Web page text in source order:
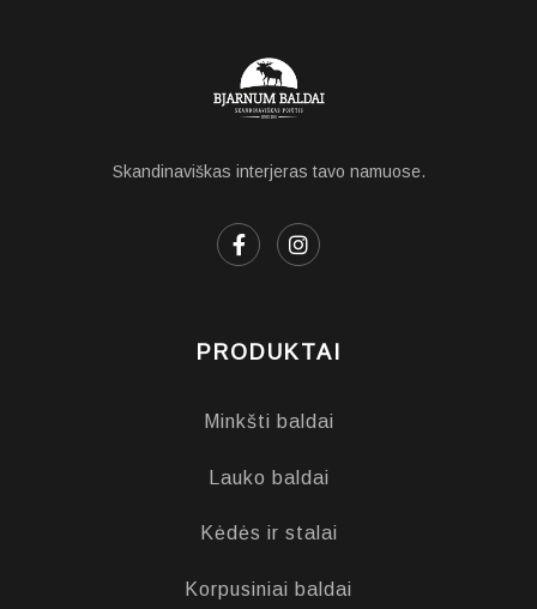
Skandinaviškas interjeras tavo namuose.
PRODUKTAI
Minkšti baldai
Lauko baldai
Kėdės ir stalai
Korpusiniai baldai